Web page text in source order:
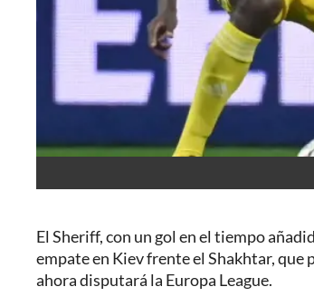
El Sheriff, con un gol en el tiempo
empate en Kiev frente el Shakhtar,
ahora disputará la Europa League.